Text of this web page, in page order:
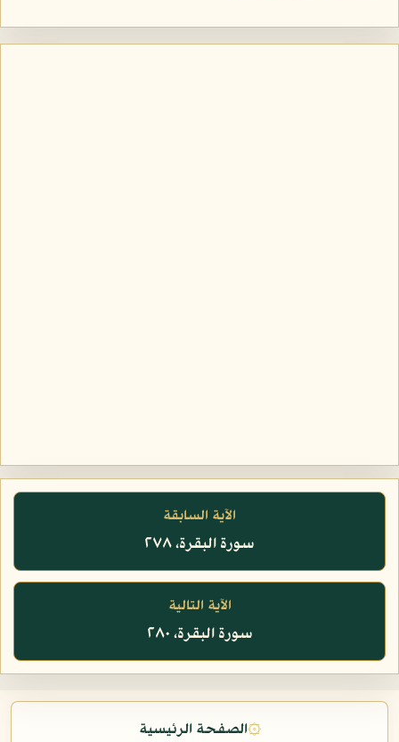
الآية السابقة
سورة البقرة، ٢٧٨
الآية التالية
سورة البقرة، ٢٨٠
۞الصفحة الرئيسية